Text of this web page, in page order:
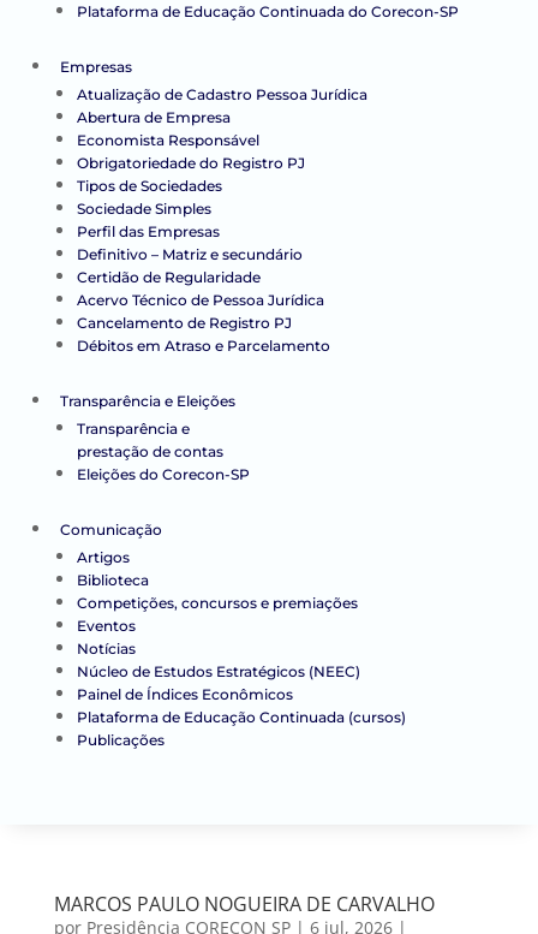
Plataforma de Educação Continuada do Corecon-SP
Empresas
Atualização de Cadastro Pessoa Jurídica
Abertura de Empresa
Economista Responsável
Obrigatoriedade do Registro PJ
Tipos de Sociedades
Sociedade Simples
Perfil das Empresas
Definitivo – Matriz e secundário
Certidão de Regularidade
Acervo Técnico de Pessoa Jurídica
Cancelamento de Registro PJ
Débitos em Atraso e Parcelamento
Transparência e Eleições
Transparência e
prestação de contas
Eleições do Corecon-SP
Comunicação
Artigos
Biblioteca
Competições, concursos e premiações
Eventos
Notícias
Núcleo de Estudos Estratégicos (NEEC)
Painel de Índices Econômicos
Plataforma de Educação Continuada (cursos)
Publicações
MARCOS PAULO NOGUEIRA DE CARVALHO
por Presidência CORECON SP| 6 jul, 2026|